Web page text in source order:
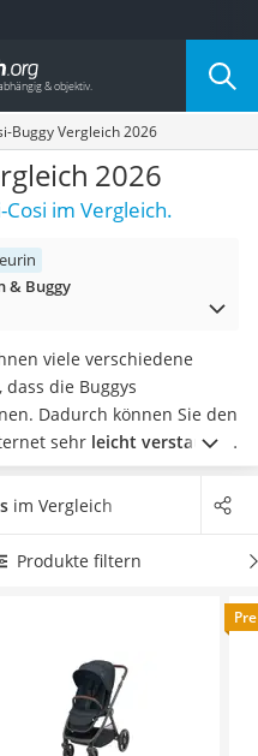
Buggy Vergleich 2026
2026
im Vergleich.
& Buggy
viele verschiedene
die Buggys
Dadurch können Sie den
sehr leicht verstauen
ist es wichtig, bei der
die maximale Belastbarkeit
hoher Alterseignung
2026 besonders das
im Vergleich
Produkte filtern